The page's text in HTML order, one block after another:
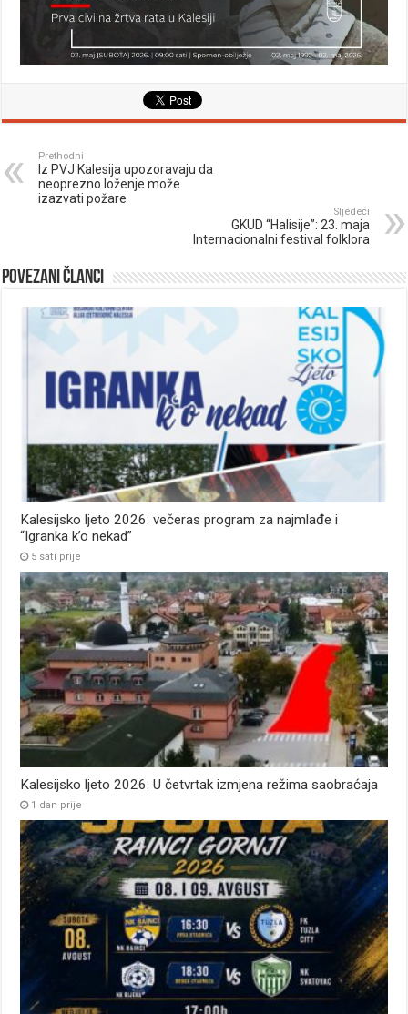
Prethodni
Iz PVJ Kalesija upozoravaju da
neoprezno loženje može
izazvati požare
Sljedeći
GKUD “Halisije”: 23. maja
Internacionalni festival folklora
Povezani članci
Kalesijsko ljeto 2026: večeras program za najmlađe i
“Igranka k’o nekad”
5 sati prije
Kalesijsko ljeto 2026: U četvrtak izmjena režima saobraćaja
1 dan prije